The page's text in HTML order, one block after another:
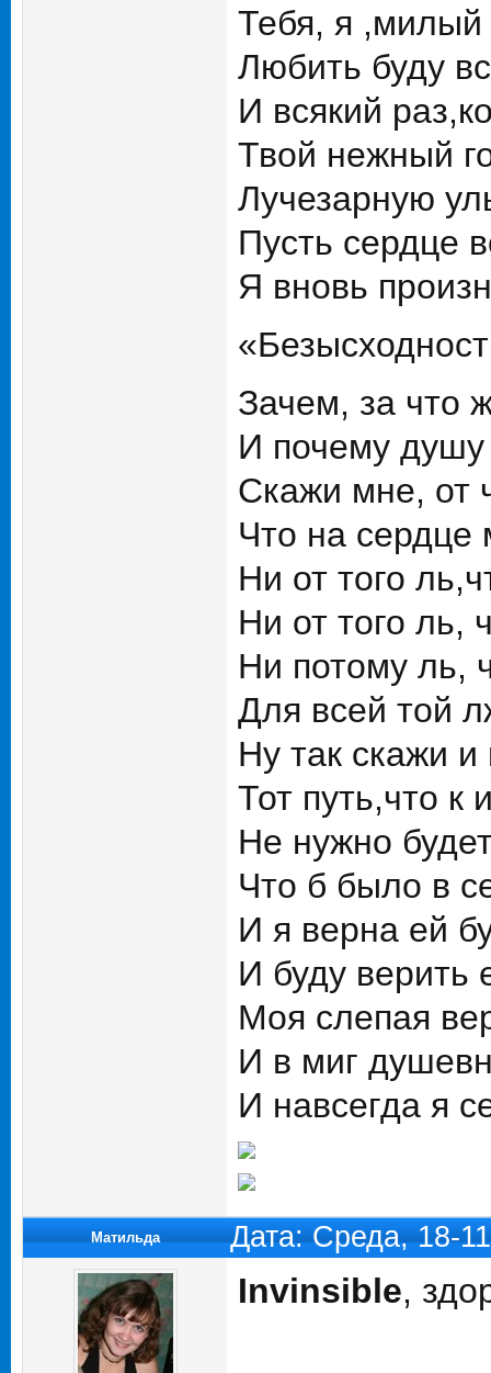
Тебя, я ,милый
Любить буду
И всякий
Твой нежный
Лучезарную
Пусть сердце
Я вновь
Зачем, за что
И почему
Скажи мне, от
Что на сердце
Ни от того
Ни от того ль,
Ни потому ль,
Для всей той
Ну так скажи
Тот путь,что
Не нужно
Что б было в
И я верна ей
И буду верить
Моя слепая
И в миг
И навсегда я
Матильда Дата: Среда, 18-
Invinsible,